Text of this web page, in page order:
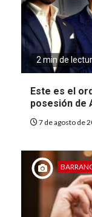
2 min de
Este es el
posesión de
7 de agosto de